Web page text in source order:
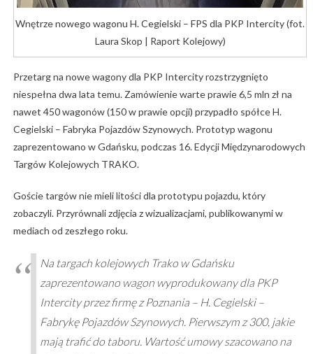
Wnętrze nowego wagonu H. Cegielski – FPS dla PKP Intercity (fot.
Laura Skop | Raport Kolejowy)
Przetarg na nowe wagony dla PKP Intercity rozstrzygnięto
niespełna dwa lata temu. Zamówienie warte prawie 6,5 mln zł na
nawet 450 wagonów (150 w prawie opcji) przypadło spółce H.
Cegielski – Fabryka Pojazdów Szynowych. Prototyp wagonu
zaprezentowano w Gdańsku, podczas 16. Edycji Międzynarodowych
Targów Kolejowych TRAKO.
Goście targów nie mieli litości dla prototypu pojazdu, który
zobaczyli. Przyrównali zdjęcia z wizualizacjami, publikowanymi w
mediach od zeszłego roku.
Na targach kolejowych Trako w Gdańsku
zaprezentowano wagon wyprodukowany dla PKP
Intercity przez firmę z Poznania – H. Cegielski –
Fabrykę Pojazdów Szynowych. Pierwszym z 300, jakie
mają trafić do taboru. Wartość umowy szacowano na